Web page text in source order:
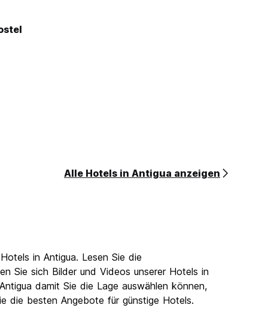
Alle Hotels in Antigua anzeigen
in Antigua. Lesen Sie die
Sie sich Bilder und Videos unserer Hotels in
damit Sie die Lage auswählen können,
die besten Angebote für günstige Hotels.